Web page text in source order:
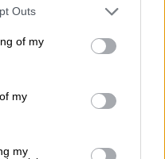
one or more Google
You may click to
its third-party tags to
in below Google
Outs
of my
my
my
το όνομα «Πολάτ
φέρεται να
Ελλάδας).
Η
έχει διακοπεί
σκάφος βρήκαν